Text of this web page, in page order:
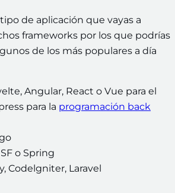
de aplicación que vayas a
frameworks por los que podrías
de los más populares a día
Angular, React o Vue para el
para la programación back
o Spring
Codelgniter, Laravel